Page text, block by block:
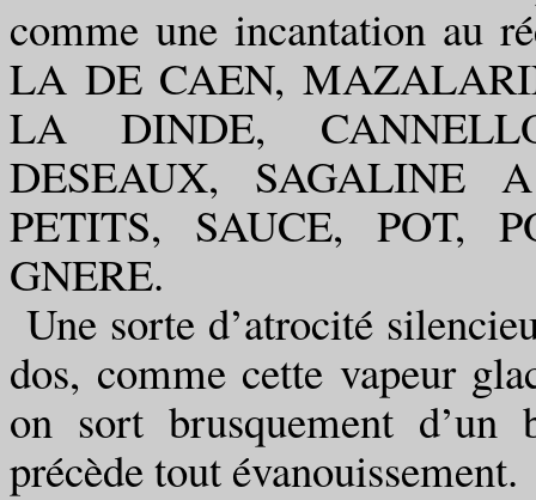
comme une incantation au
LA DE CAEN,
LA DINDE,
DESEAUX, SAGALINE
PETITS, SAUCE, POT,
GNERE.
Une sorte d’atrocité
dos, comme cette vapeur
on sort brusquement
précède tout évanouissement.